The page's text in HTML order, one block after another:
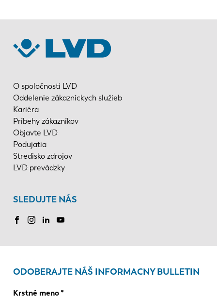
O spoločnosti LVD
Oddelenie zákazníckych služieb
Kariéra
Príbehy zákazníkov
Objavte LVD
Podujatia
Stredisko zdrojov
LVD prevádzky
SLEDUJTE NÁS
ODOBERAJTE NÁŠ INFORMACNY BULLETIN
Krstné meno